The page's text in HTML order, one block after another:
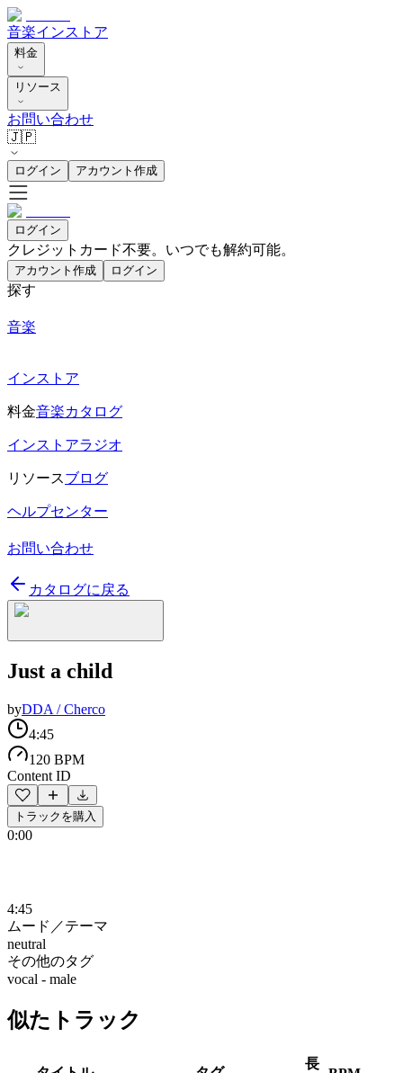
音楽インストア
料金
リソース
お問い合わせ
🇯🇵
ログイン アカウント作成
ログイン
クレジットカード不要。いつでも解約可能。
アカウント作成 ログイン
探す
音楽
インストア
料金音楽カタログ
インストアラジオ
リソースブログ
ヘルプセンター
お問い合わせ
カタログに戻る
Just a child
byDDA / Cherco
4:45
120 BPM
Content ID
トラックを購入
0:00
4:45
ムード／テーマ
neutral
その他のタグ
vocal - male
似たトラック
長